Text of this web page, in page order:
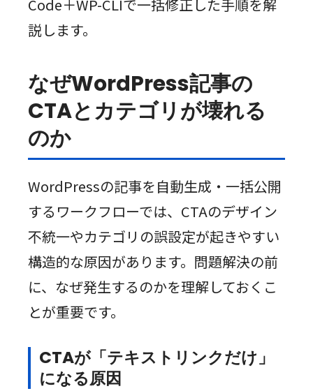
Code＋WP-CLIで一括修正した手順を解
説します。
なぜWordPress記事の
CTAとカテゴリが壊れる
のか
WordPressの記事を自動生成・一括公開
するワークフローでは、CTAのデザイン
不統一やカテゴリの誤設定が起きやすい
構造的な原因があります。問題解決の前
に、なぜ発生するのかを理解しておくこ
とが重要です。
CTAが「テキストリンクだけ」
になる原因